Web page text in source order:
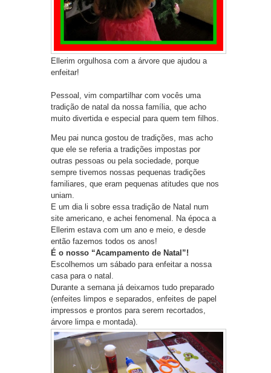
Ellerim orgulhosa com a árvore que ajudou a
enfeitar!
Pessoal, vim compartilhar com vocês uma
tradição de natal da nossa família, que acho
muito divertida e especial para quem tem filhos.
Meu pai nunca gostou de tradições, mas acho
que ele se referia a tradições impostas por
outras pessoas ou pela sociedade, porque
sempre tivemos nossas pequenas tradições
familiares, que eram pequenas atitudes que nos
uniam.
E um dia li sobre essa tradição de Natal num
site americano, e achei fenomenal. Na época a
Ellerim estava com um ano e meio, e desde
então fazemos todos os anos!
É o nosso “Acampamento de Natal”!
Escolhemos um sábado para enfeitar a nossa
casa para o natal.
Durante a semana já deixamos tudo preparado
(enfeites limpos e separados, enfeites de papel
impressos e prontos para serem recortados,
árvore limpa e montada).